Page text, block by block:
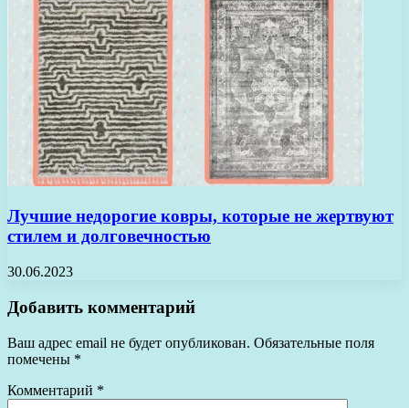
Лучшие недорогие ковры, которые не жертвуют
стилем и долговечностью
30.06.2023
Добавить комментарий
Ваш адрес email не будет опубликован. Обязательные поля
помечены *
Комментарий *